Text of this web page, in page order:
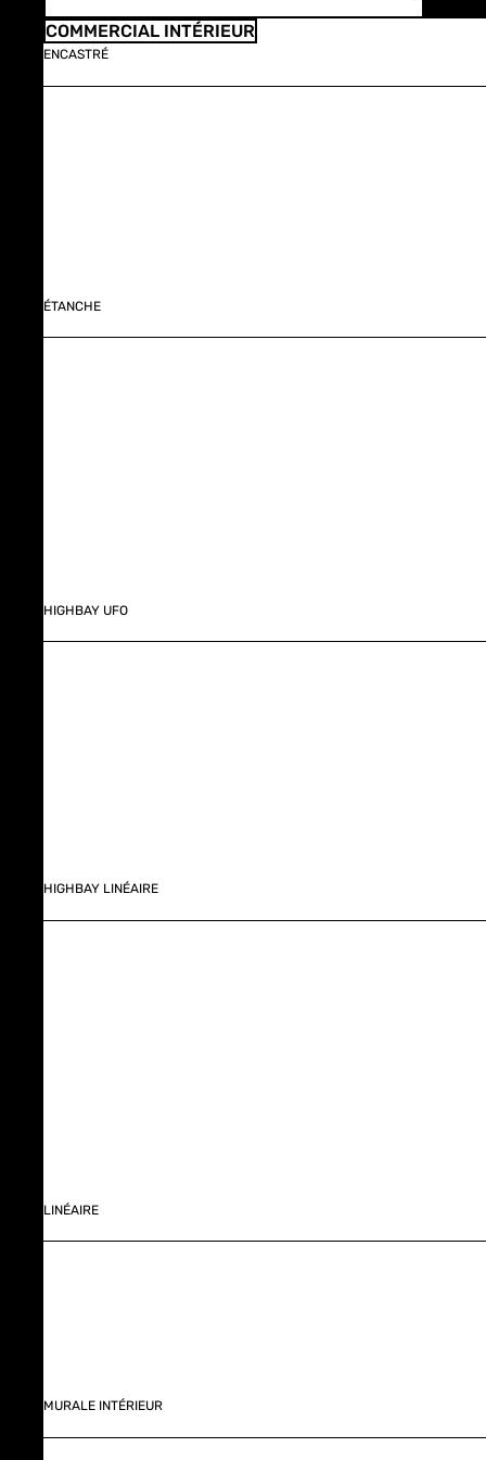
COMMERCIAL INTÉRIEUR
ENCASTRÉ
ÉTANCHE
HIGHBAY UFO
HIGHBAY LINÉAIRE
LINÉAIRE
MURALE INTÉRIEUR